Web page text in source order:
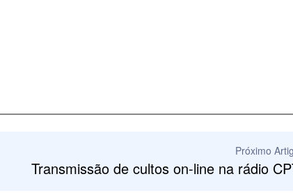
Próximo
Transmissão de cultos on-line na rádio